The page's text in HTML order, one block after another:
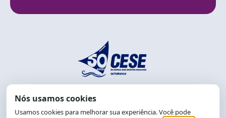
End.: R. da Graça, 150. Graça
CEP: 40.150-055